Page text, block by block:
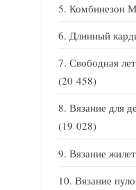
Комбинезон
Длинный
Свободная
(20 458)
Вязание для
(19 028)
Вязание
Вязание